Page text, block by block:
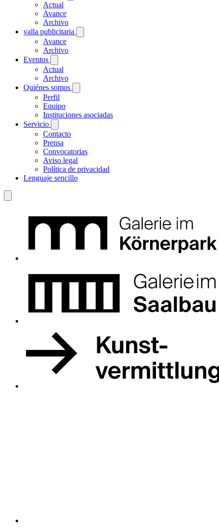
Actual
Avance
Archivo
valla publicitaria
Avance
Archivo
Eventos
Actual
Archivo
Quiénes somos
Perfil
Equipo
Instituciones asociadas
Servicio
Contacto
Prensa
Convocatorias
Aviso legal
Política de privacidad
Lenguaje sencillo